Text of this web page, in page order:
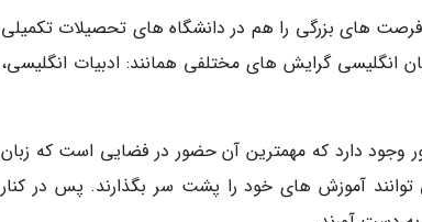
های بزرگی را هم در دانشگاه های تحصیلات تکمیلی
انگلیسی گرایش های مختلفی همانند: ادبیات انگلیسی،
وجود دارد که مهمترین آن حضور در فضایی است که زبان
توانند آموزش های خود را پشت سر بگذارند. پس در کنار